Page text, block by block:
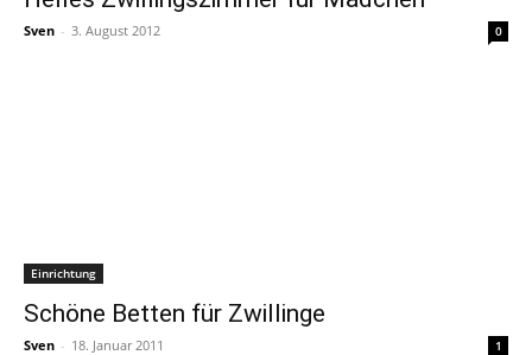
Sven - 3. August 2012 0
Einrichtung
Schöne Betten für Zwillinge
Sven - 18. Januar 2011 1